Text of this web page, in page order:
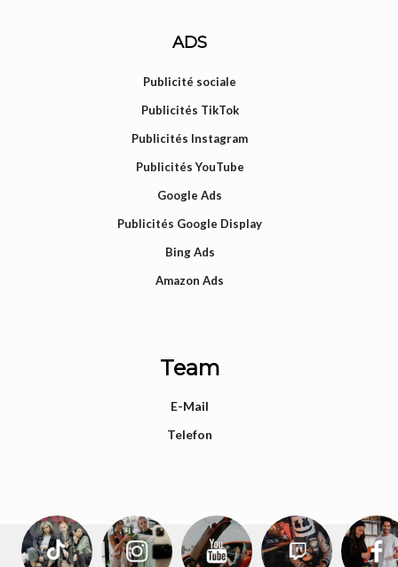
ADS
Publicité sociale
Publicités TikTok
Publicités Instagram
Publicités YouTube
Google Ads
Publicités Google Display
Bing Ads
Amazon Ads
Team
E-Mail
Telefon